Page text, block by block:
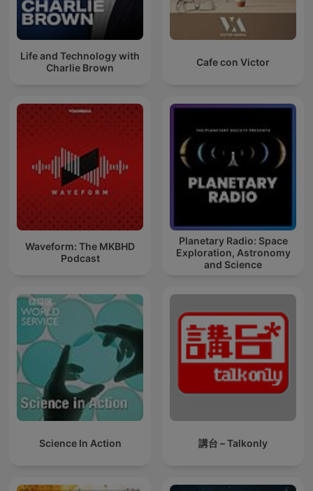
Life and Technology with
Charlie Brown
Cafe con Victor
Waveform: The MKBHD
Podcast
Planetary Radio: Space
Exploration, Astronomy
and Science
Science In Action 講台 – Talkonly